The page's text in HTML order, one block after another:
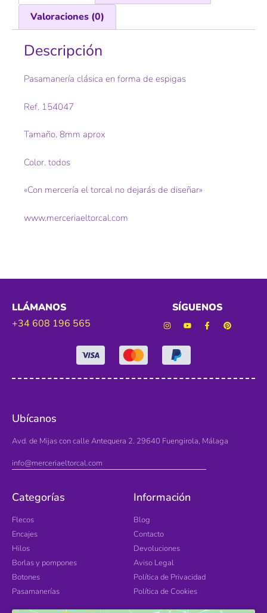
Valoraciones (0)
Descripción
Pasamanería clásica en forma de espigas
Ref. 154047
Tamaño. 8mm aprox
Color. todos
«Con mercería el torcal no dejarás de diseñar»
www.merceriaeltorcal.com
LLÁMANOS
+34 608 196 565
SÍGUENOS
Ubícanos
Avd. de Mijas con calle Antequera 2. 29640 Fuengirola, Málaga
info@merceriaeltorcal.com
Categorías
Flecos
Encajes
Hilos
Borlas y pompones
Botones
Pasamanerías
Información
Blog
Contacto
Devoluciones
Aviso Legal
Política de Privacidad
Política de Cookies